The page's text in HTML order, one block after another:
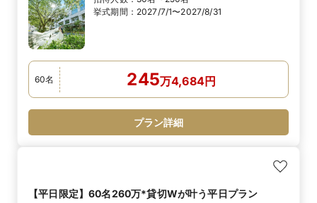
挙式期間： 2027/7/1〜2027/8/31
60名 245万4,684円
プラン詳細
【平日限定】60名260万*貸切Wが叶う平日プラン